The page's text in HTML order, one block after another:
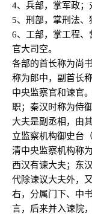
4、兵部，掌军政；
5、刑部，掌刑法、
6、工部，掌工程、
官大司空。
各部的首长称为尚
称为郎中，副首长
中央监察官和谏官
职；秦汉时称为侍
大夫是副丞相，由
立监察机构御史台
清中央监察机构称
西汉有谏大夫；东
代除谏议大夫外，
右，分属门下、中
言，后来并入谏院